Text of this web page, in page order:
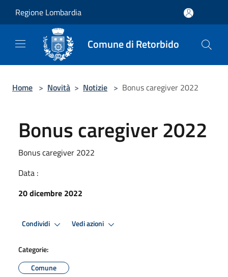
Regione Lombardia
Comune di Retorbido
Home > Novità > Notizie > Bonus caregiver 2022
Bonus caregiver 2022
Bonus caregiver 2022
Data :
20 dicembre 2022
Condividi Vedi azioni
Categorie:
Comune